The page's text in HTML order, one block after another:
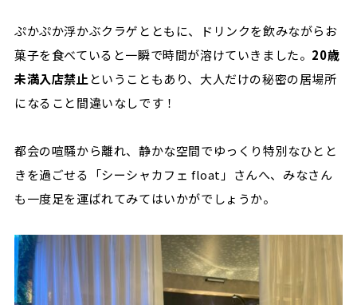
ぷかぷか浮かぶクラゲとともに、ドリンクを飲みながらお
菓子を食べていると一瞬で時間が溶けていきました。 20歳
未満入店禁止 ということもあり、大人だけの秘密の居場所
になること間違いなしです！
都会の喧騒から離れ、静かな空間でゆっくり特別なひとと
きを過ごせる「シーシャカフェ float 」さんへ、みなさん
も一度足を運ばれてみてはいかがでしょうか。